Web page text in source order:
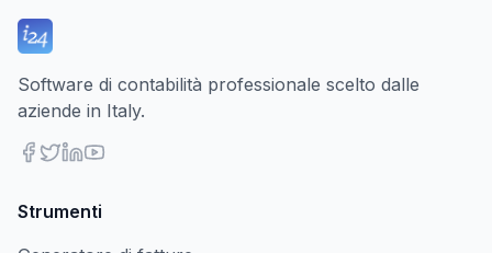
Software di contabilità professionale scelto dalle
aziende in Italy.
Strumenti